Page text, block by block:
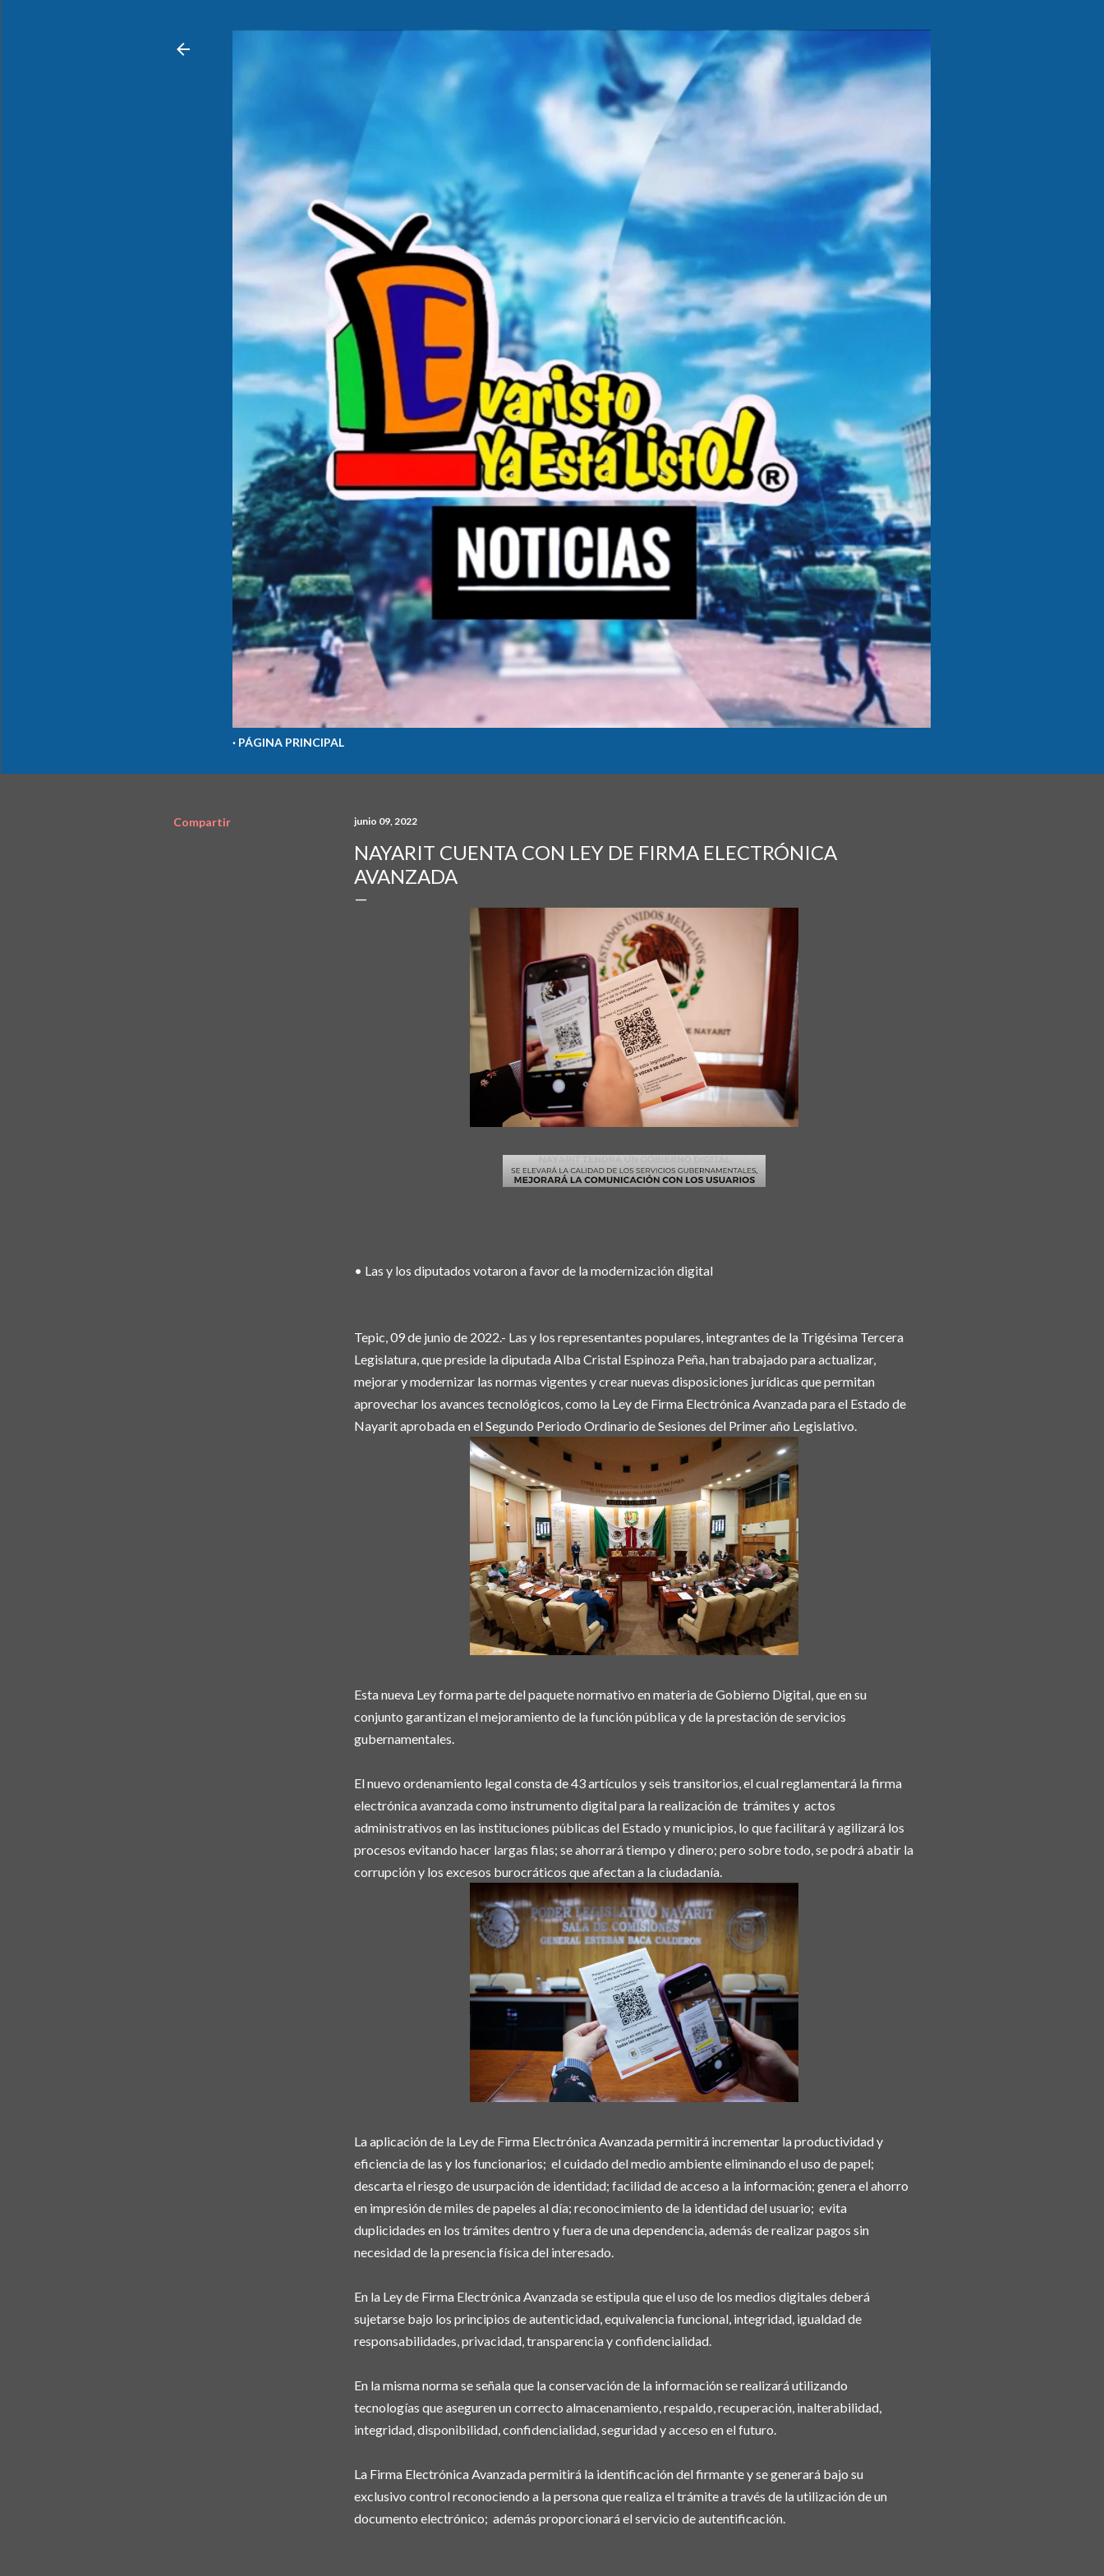
PÁGINA PRINCIPAL
Compartir junio 09, 2022
NAYARIT CUENTA CON LEY DE FIRMA ELECTRÓNICA
AVANZADA
• Las y los diputados votaron a favor de la modernización digital
Tepic, 09 de junio de 2022.- Las y los representantes populares, integrantes de la Trigésima Tercera
Legislatura, que preside la diputada Alba Cristal Espinoza Peña, han trabajado para actualizar,
mejorar y modernizar las normas vigentes y crear nuevas disposiciones jurídicas que permitan
aprovechar los avances tecnológicos, como la Ley de Firma Electrónica Avanzada para el Estado de
Nayarit aprobada en el Segundo Periodo Ordinario de Sesiones del Primer año Legislativo.
Esta nueva Ley forma parte del paquete normativo en materia de Gobierno Digital, que en su
conjunto garantizan el mejoramiento de la función pública y de la prestación de servicios
gubernamentales.
El nuevo ordenamiento legal consta de 43 artículos y seis transitorios, el cual reglamentará la firma
electrónica avanzada como instrumento digital para la realización de trámites y actos
administrativos en las instituciones públicas del Estado y municipios, lo que facilitará y agilizará los
procesos evitando hacer largas filas; se ahorrará tiempo y dinero; pero sobre todo, se podrá abatir la
corrupción y los excesos burocráticos que afectan a la ciudadanía.
La aplicación de la Ley de Firma Electrónica Avanzada permitirá incrementar la productividad y
eficiencia de las y los funcionarios; el cuidado del medio ambiente eliminando el uso de papel;
descarta el riesgo de usurpación de identidad; facilidad de acceso a la información; genera el ahorro
en impresión de miles de papeles al día; reconocimiento de la identidad del usuario; evita
duplicidades en los trámites dentro y fuera de una dependencia, además de realizar pagos sin
necesidad de la presencia física del interesado.
En la Ley de Firma Electrónica Avanzada se estipula que el uso de los medios digitales deberá
sujetarse bajo los principios de autenticidad, equivalencia funcional, integridad, igualdad de
responsabilidades, privacidad, transparencia y confidencialidad.
En la misma norma se señala que la conservación de la información se realizará utilizando
tecnologías que aseguren un correcto almacenamiento, respaldo, recuperación, inalterabilidad,
integridad, disponibilidad, confidencialidad, seguridad y acceso en el futuro.
La Firma Electrónica Avanzada permitirá la identificación del firmante y se generará bajo su
exclusivo control reconociendo a la persona que realiza el trámite a través de la utilización de un
documento electrónico; además proporcionará el servicio de autentificación.